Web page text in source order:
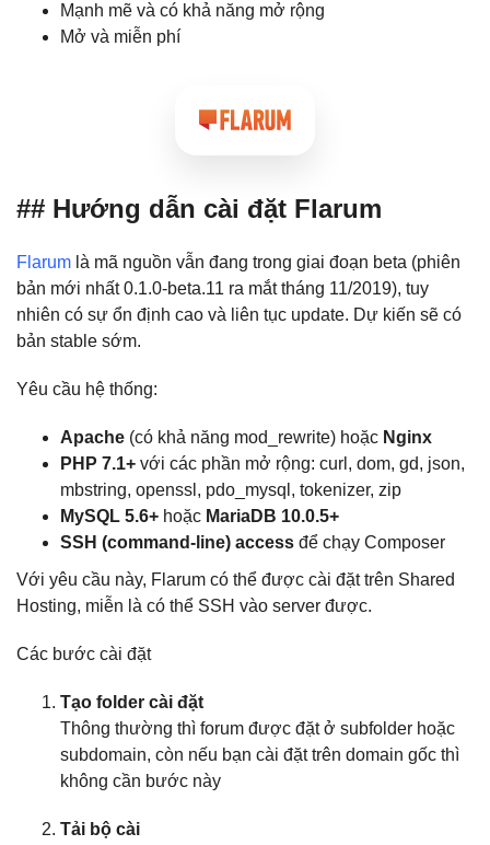
Mạnh mẽ và có khả năng mở rộng
Mở và miễn phí
## Hướng dẫn cài đặt Flarum
Flarum là mã nguồn vẫn đang trong giai đoạn beta (phiên
bản mới nhất 0.1.0-beta.11 ra mắt tháng 11/2019), tuy
nhiên có sự ổn định cao và liên tục update. Dự kiến sẽ có
bản stable sớm.
Yêu cầu hệ thống:
Apache (có khả năng mod_rewrite) hoặc Nginx
PHP 7.1+ với các phần mở rộng: curl, dom, gd, json,
mbstring, openssl, pdo_mysql, tokenizer, zip
MySQL 5.6+ hoặc MariaDB 10.0.5+
SSH (command-line) access để chạy Composer
Với yêu cầu này, Flarum có thể được cài đặt trên Shared
Hosting, miễn là có thể SSH vào server được.
Các bước cài đặt
Tạo folder cài đặt
Thông thường thì forum được đặt ở subfolder hoặc
subdomain, còn nếu bạn cài đặt trên domain gốc thì
không cần bước này
Tải bộ cài